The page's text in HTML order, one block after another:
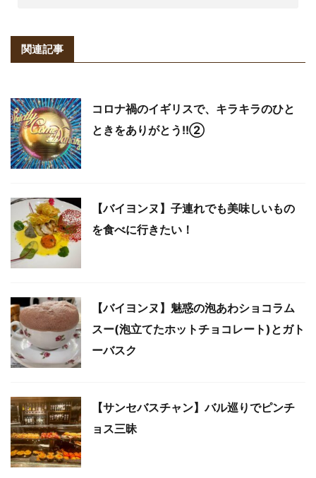
関連記事
コロナ禍のイギリスで、キラキラのひと
ときをありがとう!!②
【バイヨンヌ】子連れでも美味しいもの
を食べに行きたい！
【バイヨンヌ】魅惑の泡あわショコラム
スー(泡立てたホットチョコレート)とガト
ーバスク
【サンセバスチャン】バル巡りでピンチ
ョス三昧